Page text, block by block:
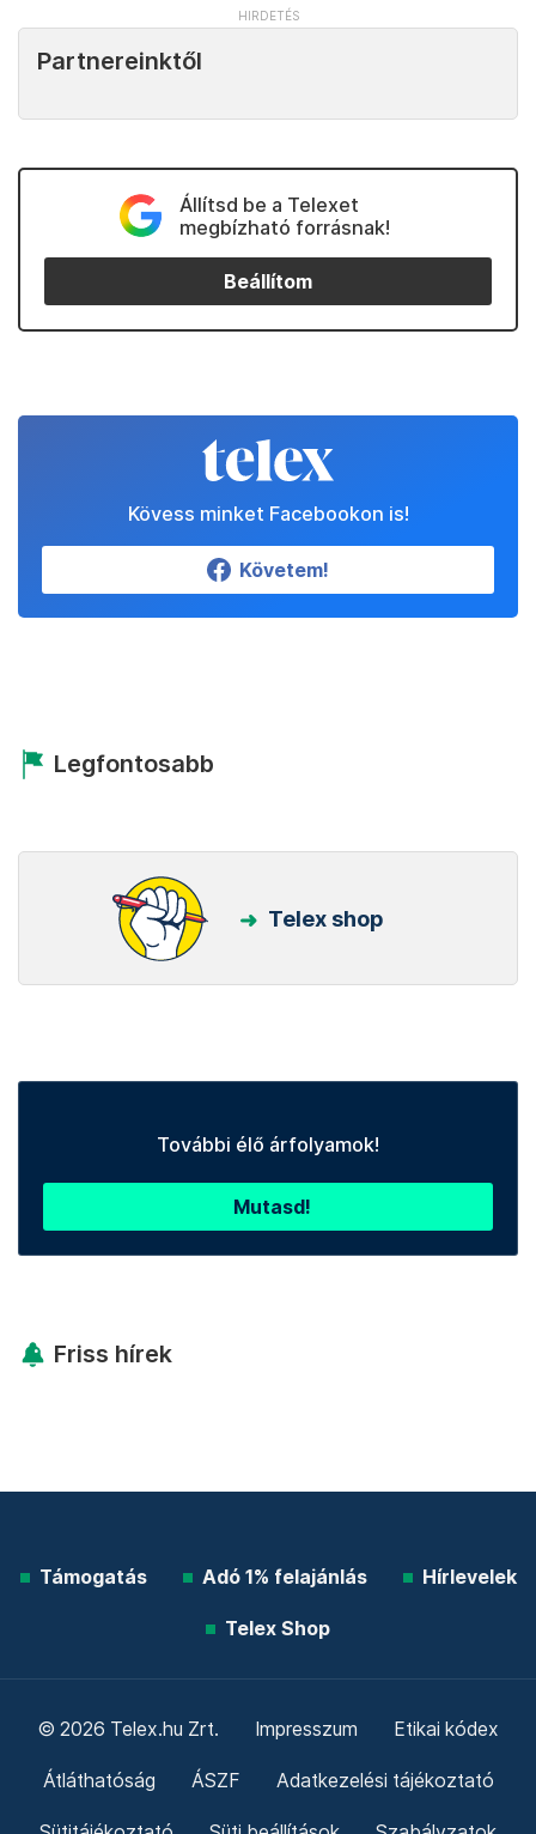
Partnereinktől
Állítsd be a Telexet
megbízható forrásnak!
Beállítom
Kövess minket Facebookon is!
Követem!
Legfontosabb
Telex shop
További élő árfolyamok!
Mutasd!
Friss hírek
Támogatás Adó 1% felajánlás Hírlevelek
Telex Shop
© 2026 Telex.hu Zrt. Impresszum Etikai kódex
Átláthatóság ÁSZF Adatkezelési tájékoztató